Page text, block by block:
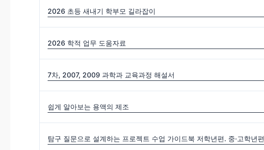
2026 초등 새내기 학부모 길라잡이
2026 학적 업무 도움자료
7차, 2007, 2009 과학과 교육과정 해설서
쉽게 알아보는 용액의 제조
탐구 질문으로 설계하는 프로젝트 수업 가이드북 저학년편. 중·고학년편